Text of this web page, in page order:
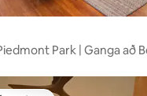
Park | Ganga að